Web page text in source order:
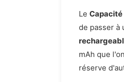
Le
de passer à
mAh que
réserve